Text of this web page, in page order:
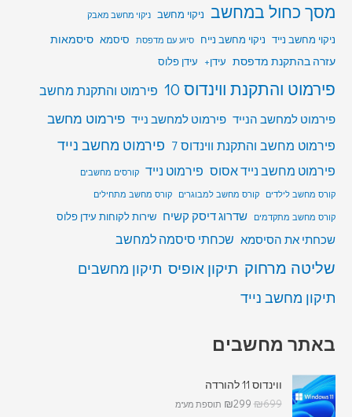
מסך כחול במחשב ניקוי מחשב ניקוי מחשב מאבק
ניקוי מחשב נייד ניקוי מחשב נייח סיוע עם מדפסת סיסמא סיסמאות
עזרה בהתקנת מדפסת עידן+ עידן פלוס
פירמוט והתקנת ווינדוס 10 פירמוט והתקנת מחשב
פירמוט למחשב הנייד פירמוט למחשב נייד פירמוט מחשב
פירמוט מחשב והתקנת ווינדוס 7
פירמוט מחשב נייד
פירמוט מחשב נייד אסוס פירמוט נייד קורסים מחשבים
קורס מחשב לילדים
קורס מחשב למבוגרים
קורס מחשב מתחילים
קורס מחשב מתקדמים
שדרוג דיסק קשיח שירות לקוחות עידן פלוס
שכחתי את הסיסמא שכחתי סיסמה למחשב
שליטה מרחוק תיקון אופיס תיקון מחשבים
תיקון מחשב נייד
באתר מחשבים
ווינדוס 11 להורדה
₪699
₪299 תוספת מע"מ